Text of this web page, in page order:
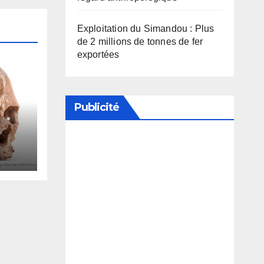
Exploitation du Simandou : Plus
de 2 millions de tonnes de fer
exportées
Publicité